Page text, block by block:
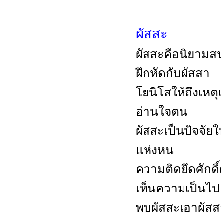
ผัสสะ
ผัสสะคือนิยาม
ฝึกหัดกับผัสสา
โยนิโสให้ถึงเห
อ่านใจตน
ผัสสะเป็นปัจจัย
แห่งหน
ความติดยึดศัก
เห็นความเป็นไป
พบผัสสะเอาผัส